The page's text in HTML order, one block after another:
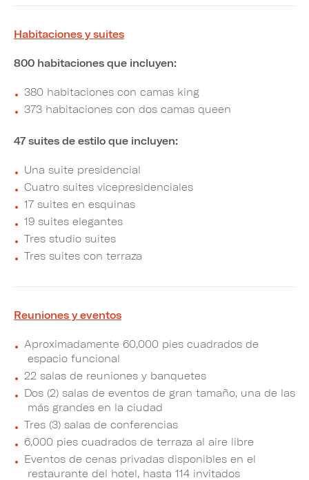
Habitaciones y suites
800 habitaciones que incluyen:
380 habitaciones con camas king
373 habitaciones con dos camas queen
47 suites de estilo que incluyen:
Una suite presidencial
Cuatro suites vicepresidenciales
17 suites en esquinas
19 suites elegantes
Tres studio suites
Tres suites con terraza
Reuniones y eventos
Aproximadamente 60,000 pies cuadrados de
espacio funcional
22 salas de reuniones y banquetes
Dos (2) salas de eventos de gran tamaño, una de las
más grandes en la ciudad
Tres (3) salas de conferencias
6,000 pies cuadrados de terraza al aire libre
Eventos de cenas privadas disponibles en el
restaurante del hotel, hasta 114 invitados